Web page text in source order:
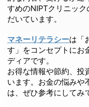
すめのNIPTクリニッ
だいています。
マネーリテラシーは「
す」をコンセプトにお
ディアです。
お得な情報や節約、投
います。お金の悩みや
は、ぜひ参考にしてみ